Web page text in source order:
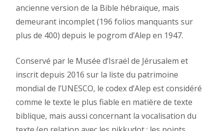
ancienne version de la Bible hébraïque, mais
demeurant incomplet (196 folios manquants sur
plus de 400) depuis le pogrom d’Alep en 1947.
Conservé par le Musée d’Israël de Jérusalem et
inscrit depuis 2016 sur la liste du patrimoine
mondial de l’UNESCO, le codex d’Alep est considéré
comme le texte le plus fiable en matière de texte
biblique, mais aussi concernant la vocalisation du